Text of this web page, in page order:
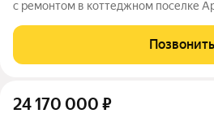
с ремонтом в коттеджном поселке
полноценное загородное
Позвонить
24 170 000 ₽